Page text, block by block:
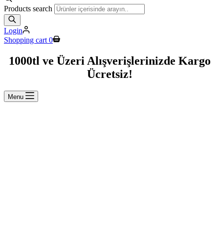
Products search
Login
Shopping cart 0
1000tl ve Üzeri Alışverişlerinizde Kargo
Ücretsiz!
Menu